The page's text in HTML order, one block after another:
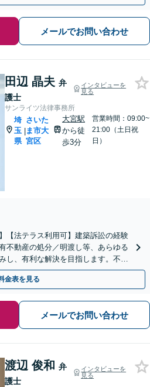
メールでお問い合わせ
田辺 晶夫 弁
護士
インタビューを
見る
サンライツ法律事務所
埼
玉
県
|
さいた
ま市大
宮区
大宮駅
から徒
歩3分
営業時間：09:00~
21:00（土日祝
日）
【法テラス利用可】建築訴訟の経験
不動産の処分／明渡し等、あらゆる
し、有利な解決を目指します。不動
個室】【大宮駅3分】
金表を見る
メールでお問い合わせ
渡辺 俊和 弁
護士
インタビューを
見る